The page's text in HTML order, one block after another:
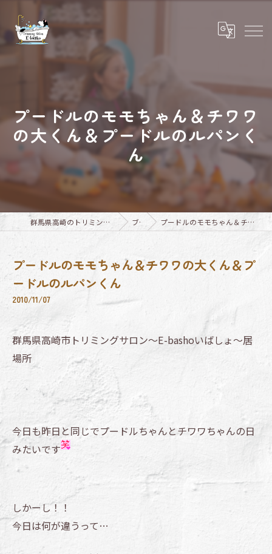
プードルのモモちゃん＆チワワ
の大くん＆プードルのルパンく
ん
群馬県高崎のトリミングならTrimming Salon E-basho ブログ プードルのモモちゃん＆チワワの大くん＆プードルのルパンくん
プードルのモモちゃん＆チワワの大くん＆プ
ードルのルパンくん
2010/11/07
群馬県高崎市トリミングサロン～E-bashoいばしょ～居
場所
今日も昨日と同じでプードルちゃんとチワワちゃんの日
みたいです
しかーし！！
今日は何が違うって…